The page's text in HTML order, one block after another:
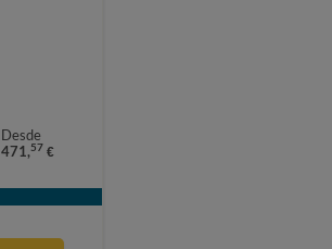
Desde
471,57 €